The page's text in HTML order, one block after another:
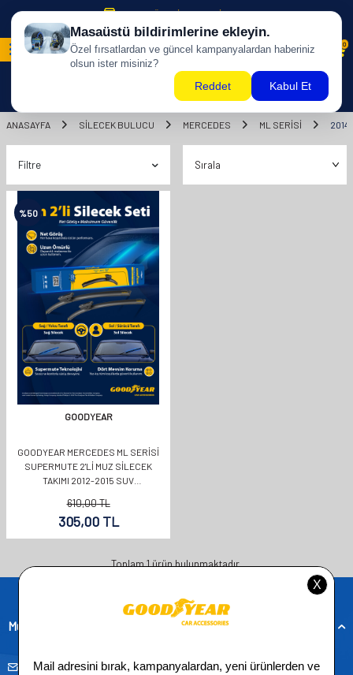
500 TL ÜZERİ KARGO BİZDEN !
0
ANASAYFA SILECEK BULUCU MERCEDES ML SERİSİ 2014
Filtre
%50
GOODYEAR
GOODYEAR MERCEDES ML SERISI
SUPERMUTE 2'LI MUZ SILECEK
TAKIMI 2012-2015 SUV
610,00TL
305,00TL
Toplam1ürün bulunmaktadır.
Müşteri Hizmetleri
musteridestek@goodyearotoaksesuar.com.tr